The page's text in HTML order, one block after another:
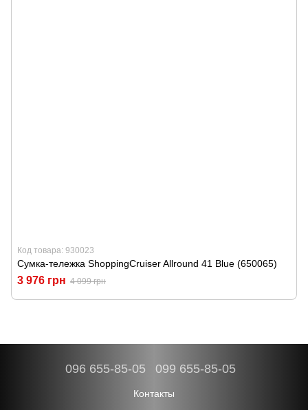
Код товара: 930023
Сумка-тележка ShoppingCruiser Allround 41 Blue (650065)
3 976 грн 4 099 грн
096 655-85-05 099 655-85-05
Контакты